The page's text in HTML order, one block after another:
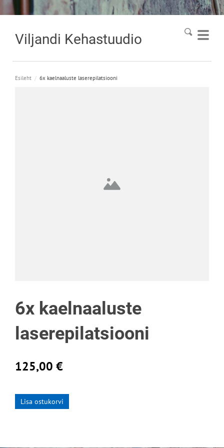
Viljandi Kehastuudio
Esileht / 6x kaelnaaluste laserepilatsiooni
6x kaelnaaluste
laserepilatsiooni
125,00 €
Lisa ostukorvi